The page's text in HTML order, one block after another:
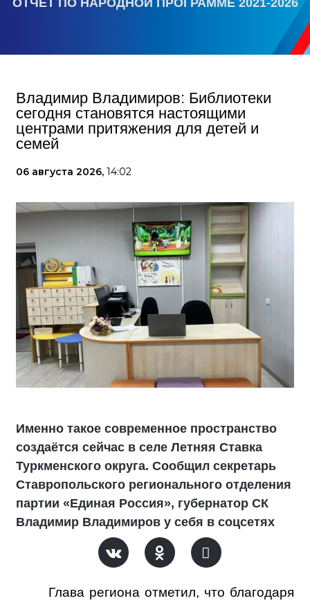
Владимир Владимиров: Библиотеки
сегодня становятся настоящими
центрами притяжения для детей и
семей
06 августа 2026, 14:02
Именно такое современное пространство
создаётся сейчас в селе Летняя Ставка
Туркменского округа. Сообщил секретарь
Ставропольского регионального отделения
партии «Единая Россия», губернатор СК
Владимир Владимиров у себя в соцсетях
Глава региона отметил, что благодаря